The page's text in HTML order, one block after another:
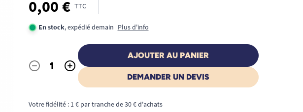
0,00 € TTC
En stock, expédié demain Plus d'info
Quantité
- +
AJOUTER AU PANIER
DEMANDER UN DEVIS
Votre fidélité : 1 € par tranche de 30 € d'achats